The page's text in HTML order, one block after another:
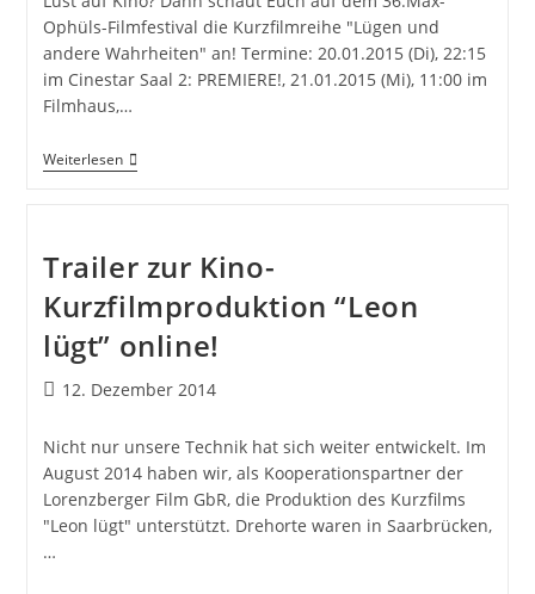
Ophüls-Filmfestival die Kurzfilmreihe "Lügen und
andere Wahrheiten" an! Termine: 20.01.2015 (Di), 22:15
im Cinestar Saal 2: PREMIERE!, 21.01.2015 (Mi), 11:00 im
Filmhaus,…
Weiterlesen
Trailer zur Kino-
Kurzfilmproduktion “Leon
lügt” online!
12. Dezember 2014
Nicht nur unsere Technik hat sich weiter entwickelt. Im
August 2014 haben wir, als Kooperationspartner der
Lorenzberger Film GbR, die Produktion des Kurzfilms
"Leon lügt" unterstützt. Drehorte waren in Saarbrücken,
…